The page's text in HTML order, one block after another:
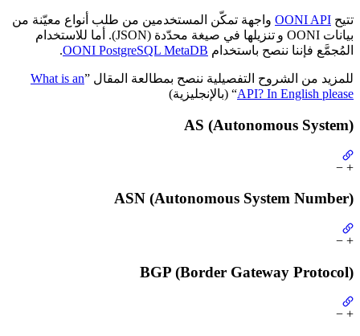
تتيح OONI API واجهة تمكّن المستخدمين من طلب أنواع معيّنة من
بيانات OONI و تنزيلها في صيغة محدّدة (JSON). أما للاستخدام
المُجمَّع فإننا ننصح باستخدام OONI PostgreSQL MetaDB
.
للمزيد من الشروح التفصيلية ننصح بمطالعة المقال ”What is an
API? In English please“ (بالإنجليزية)
AS (Autonomous System)
+
−
ASN (Autonomous System Number)
+
−
BGP (Border Gateway Protocol)
+
−